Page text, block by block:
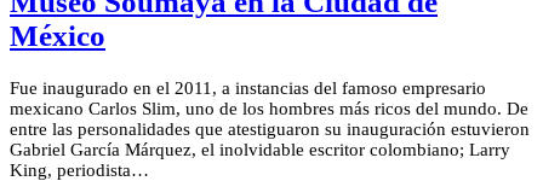
México
Fue inaugurado en el 2011, a instancias del famoso empresario
mexicano Carlos Slim, uno de los hombres más ricos del mundo. De
entre las personalidades que atestiguaron su inauguración estuvieron
Gabriel García Márquez, el inolvidable escritor colombiano; Larry
King, periodista…